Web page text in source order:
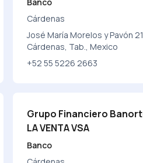
Cárdenas
José María Morelos y Pavón
Cárdenas, Tab., Mexico
+52 55 5226 2663
Grupo Financiero
LA VENTA VSA
Banco